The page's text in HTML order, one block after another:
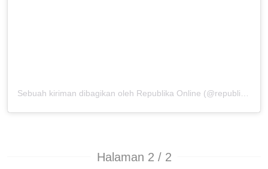
Sebuah kiriman dibagikan oleh Republika Online (@republikaonline)
Halaman 2 / 2